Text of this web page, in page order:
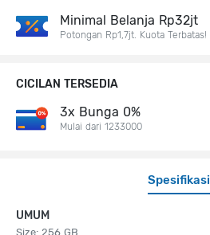
Spesifikasi
UMUM
Size: 256 GB
Minimal Belanja Rp32jt
Potongan Rp1,7jt. Kuota Terbatas!
CICILAN TERSEDIA
3x Bunga 0%
Mulai dari 1233000